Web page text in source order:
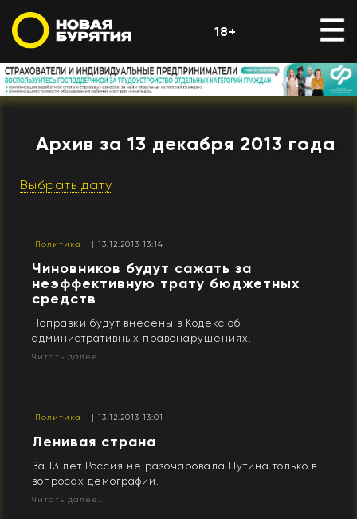
18+
Архив за 13 декабря 2013 года
Выбрать дату
Политика | 13.12.2013 13:14
Чиновников будут сажать за
неэффективную трату бюджетных
средств
Поправки будут внесены в Кодекс об
административных правонарушениях.
Читать далее...
Политика | 13.12.2013 13:01
Ленивая страна
За 13 лет Россия не разочаровала Путина только в
вопросах демографии.
Читать далее...